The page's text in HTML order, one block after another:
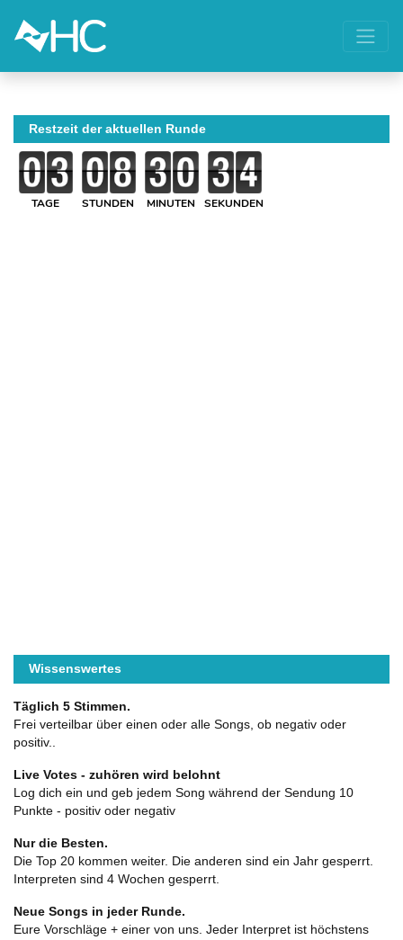
Restzeit der aktuellen Runde
TAGE STUNDEN MINUTEN SEKUNDEN
Wissenswertes
Täglich 5 Stimmen.
Frei verteilbar über einen oder alle Songs, ob negativ oder
positiv..
Live Votes - zuhören wird belohnt
Log dich ein und geb jedem Song während der Sendung 10
Punkte - positiv oder negativ
Nur die Besten.
Die Top 20 kommen weiter. Die anderen sind ein Jahr gesperrt.
Interpreten sind 4 Wochen gesperrt.
Neue Songs in jeder Runde.
Eure Vorschläge + einer von uns. Jeder Interpret ist höchstens